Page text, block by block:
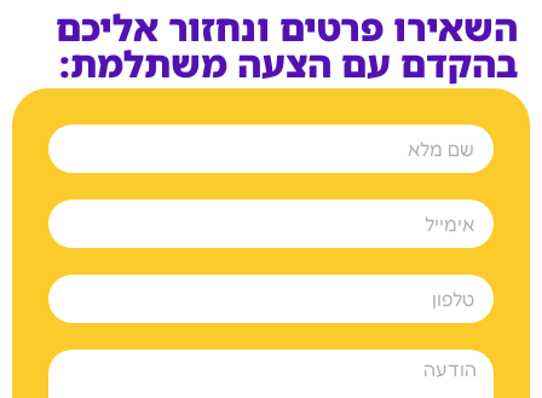
השאירו פרטים ונחזור אליכם
בהקדם עם הצעה משתלמת: